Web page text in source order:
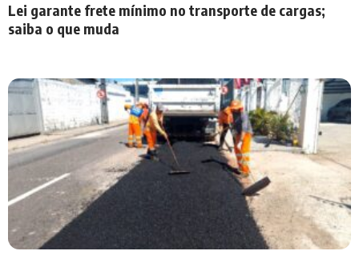
Lei garante frete mínimo no transporte de cargas;
saiba o que muda